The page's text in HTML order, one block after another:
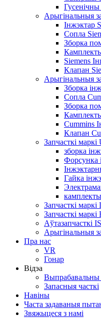
Арыгінальныя
Інжэктар
Сопла
Зборка
Siemens
Клапан
Арыгінальныя
Зборка
Сопла
Зборка
Cummins
Клапан
Запчасткі маркі
зборка
Форсунка
Гайка
камплекты
Запчасткі
Запчасткі маркі
Аўтазапчасткі
Арыгінальныя
Пра нас
VR
Гонар
Відэа
Выпрабавальны
Запасныя часткі
Навіны
Часта задаваныя
Звяжыцеся з намі